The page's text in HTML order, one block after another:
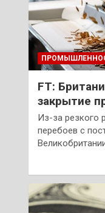
FT:
закрытие
Из-за резкого
перебоев с